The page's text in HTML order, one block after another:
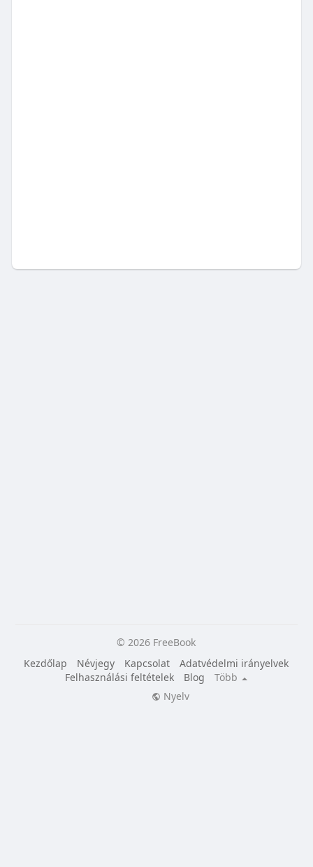
© 2026 FreeBook
Kezdőlap
Névjegy Kapcsolat
Adatvédelmi irányelvek
Felhasználási feltételek
Blog
Több
Nyelv